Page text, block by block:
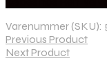
Varenummer (SKU):
Previous Product
Next Product